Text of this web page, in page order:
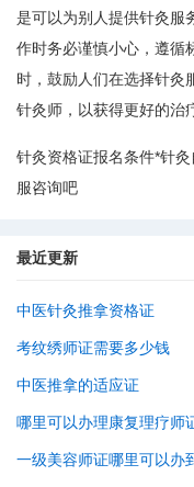
是可以为别人提供针灸服
作时务必谨慎小心，遵循
时，鼓励人们在选择针灸
针灸师，以获得更好的治
针灸资格证报名条件*针
服咨询吧
最近更新
中医针灸推拿资格证
考纹绣师证需要多少钱
中医推拿的适应证
哪里可以办理康复理疗师
一级美容师证哪里可以办